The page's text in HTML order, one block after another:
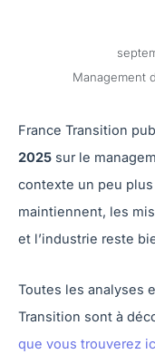
Management
France Transition
2025 sur le
contexte un peu
maintiennent, les
et l’industrie reste
Toutes les analyses
Transition sont à
que vous trouverez